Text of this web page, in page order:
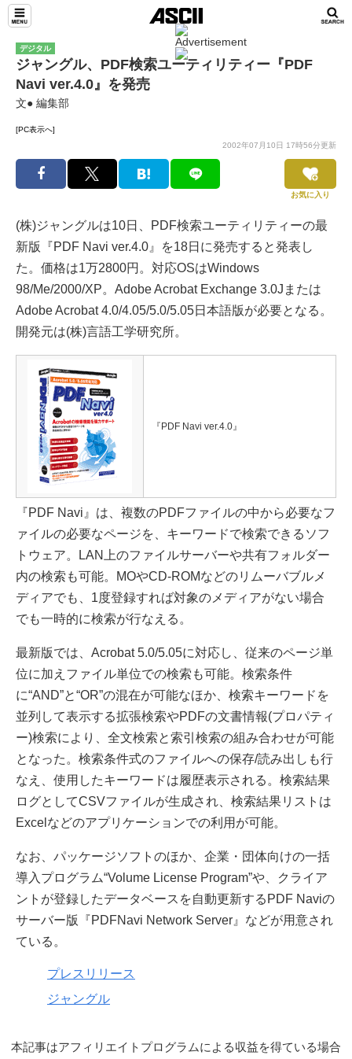
デジタル
ジャングル、PDF検索ユーティリティー『PDF
Navi ver.4.0』を発売
文● 編集部
[PC表示へ]
2002年07月10日 17時56分更新
お気に入り
(株)ジャングルは10日、PDF検索ユーティリティーの最
新版『PDF Navi ver.4.0』を18日に発売すると発表し
た。価格は1万2800円。対応OSはWindows
98/Me/2000/XP。Adobe Acrobat Exchange 3.0Jまたは
Adobe Acrobat 4.0/4.05/5.0/5.05日本語版が必要となる。
開発元は(株)言語工学研究所。
『PDF Navi ver.4.0』
『PDF Navi』は、複数のPDFファイルの中から必要なフ
ァイルの必要なページを、キーワードで検索できるソフ
トウェア。LAN上のファイルサーバーや共有フォルダー
内の検索も可能。MOやCD-ROMなどのリムーバブルメ
ディアでも、1度登録すれば対象のメディアがない場合
でも一時的に検索が行なえる。
最新版では、Acrobat 5.0/5.05に対応し、従来のページ単
位に加えファイル単位での検索も可能。検索条件
に“AND”と“OR”の混在が可能なほか、検索キーワードを
並列して表示する拡張検索やPDFの文書情報(プロパティ
ー)検索により、全文検索と索引検索の組み合わせが可能
となった。検索条件式のファイルへの保存/読み出しも行
なえ、使用したキーワードは履歴表示される。検索結果
ログとしてCSVファイルが生成され、検索結果リストは
Excelなどのアプリケーションでの利用が可能。
なお、パッケージソフトのほか、企業・団体向けの一括
導入プログラム“Volume License Program”や、クライア
ントが登録したデータベースを自動更新するPDF Naviの
サーバー版『PDFNavi Network Server』などが用意され
ている。
プレスリリース
ジャングル
本記事はアフィリエイトプログラムによる収益を得ている場合